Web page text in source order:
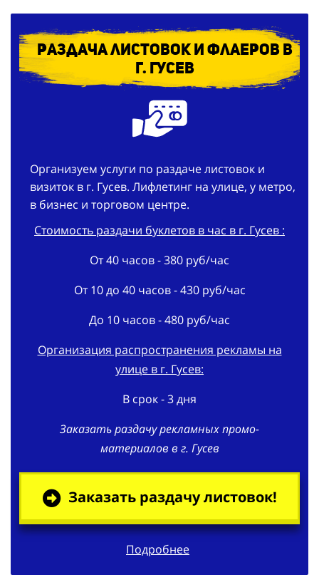
Раздача листовок и флаеров в
г. Гусев
Организуем услуги по раздаче листовок и
визиток в г. Гусев. Лифлетинг на улице, у метро,
в бизнес и торговом центре.
Стоимость раздачи буклетов в час в г. Гусев :
От 40 часов - 380 руб/час
От 10 до 40 часов - 430 руб/час
До 10 часов - 480 руб/час
Организация распространения рекламы на
улице в г. Гусев:
В срок - 3 дня
Заказать раздачу рекламных промо-
материалов в г. Гусев
Заказать раздачу листовок!
Подробнее